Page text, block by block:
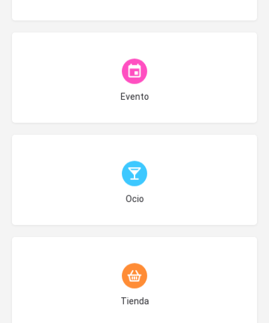
Evento
Escoge la Categoría
Ocio
Escoge la Categoría
Tienda
Escoge la Categoría